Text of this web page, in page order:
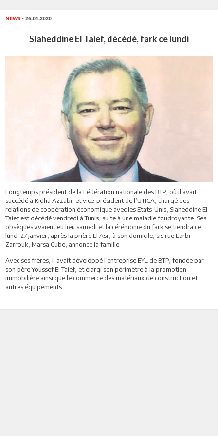
NEWS - 26.01.2020
Slaheddine El Taief, décédé, fark ce lundi
Longtemps président de la Fédération nationale des BTP, où il avait
succédé à Ridha Azzabi, et vice-président de l’UTICA, chargé des
relations de coopération économique avec les Etats-Unis, Slaheddine El
Taief est décédé vendredi à Tunis, suite à une maladie foudroyante. Ses
obsèques avaient eu lieu samedi et la cérémonie du fark se tiendra ce
lundi 27 janvier, après la prière El Asr, à son domicile, sis rue Larbi
Zarrouk, Marsa Cube, annonce la famille.
Avec ses frères, il avait développé l’entreprise EYL de BTP, fondée par
son père Youssef El Taief, et élargi son périmètre à la promotion
immobilière ainsi que le commerce des matériaux de construction et
autres équipements.